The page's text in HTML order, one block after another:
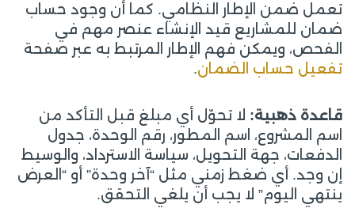
تعمل ضمن الإطار النظامي. كما أن وجود حساب
ضمان للمشاريع قيد الإنشاء عنصر مهم في
الفحص، ويمكن فهم الإطار المرتبط به عبر صفحة
تفعيل حساب الضمان.
قاعدة ذهبية: لا تحوّل أي مبلغ قبل التأكد من
اسم المشروع، اسم المطور، رقم الوحدة، جدول
الدفعات، جهة التحويل، سياسة الاسترداد، والوسيط
إن وجد. أي ضغط زمني مثل “آخر وحدة” أو “العرض
ينتهي اليوم” لا يجب أن يلغي التحقق.